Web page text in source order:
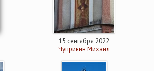
15 сентября 2022
Чупринин Михаил